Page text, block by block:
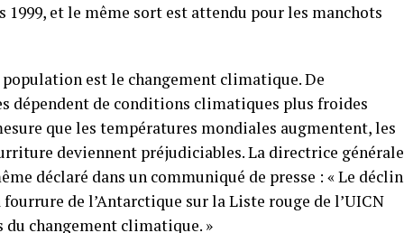
1999, et le même sort est attendu pour les manchots
est le changement climatique. De
dépendent de conditions climatiques plus froides
que les températures mondiales augmentent, les
deviennent préjudiciables. La directrice générale
déclaré dans un communiqué de presse : « Le déclin
de l’Antarctique sur la Liste rouge de l’UICN
du changement climatique. »